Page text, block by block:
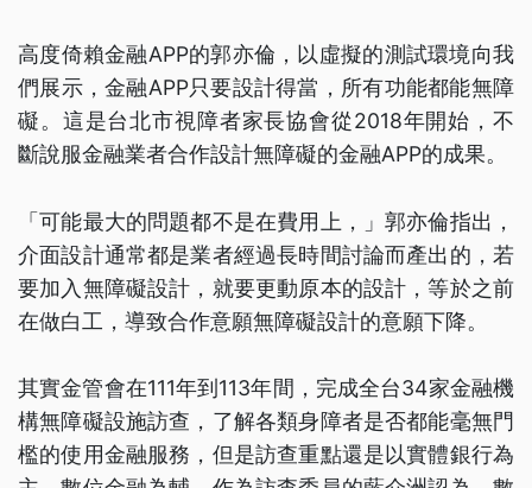
高度倚賴金融APP的郭亦倫，以虛擬的測試環境向我
們展示，金融APP只要設計得當，所有功能都能無障
礙。這是台北市視障者家長協會從2018年開始，不
斷說服金融業者合作設計無障礙的金融APP的成果。
「可能最大的問題都不是在費用上，」郭亦倫指出，
介面設計通常都是業者經過長時間討論而產出的，若
要加入無障礙設計，就要更動原本的設計，等於之前
在做白工，導致合作意願無障礙設計的意願下降。
其實金管會在111年到113年間，完成全台34家金融機
構無障礙設施訪查，了解各類身障者是否都能毫無門
檻的使用金融服務，但是訪查重點還是以實體銀行為